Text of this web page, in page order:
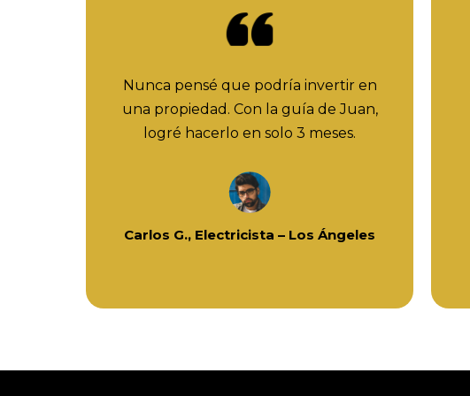
Nunca pensé que podría invertir en
una propiedad. Con la guía de Juan,
logré hacerlo en solo 3 meses.
Carlos G., Electricista – Los Ángeles